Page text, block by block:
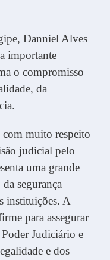
Danniel Alves
importante
o compromisso
da
com muito respeito
judicial pelo
uma grande
segurança
instituições. A
para assegurar
Judiciário e
e dos